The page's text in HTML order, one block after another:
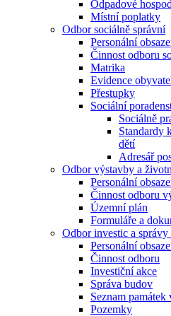
Odpadové
Místní poplatky
Odbor sociálně správní
Personální
Činnost odboru
Matrika
Evidence
Přestupky
Sociální
Sociálně
Standardy
dětí
Adresář
Odbor výstavby a
Personální
Činnost odboru
Územní plán
Formuláře a
Odbor investic a správy
Personální
Činnost odboru
Investiční akce
Správa budov
Seznam památek
Pozemky